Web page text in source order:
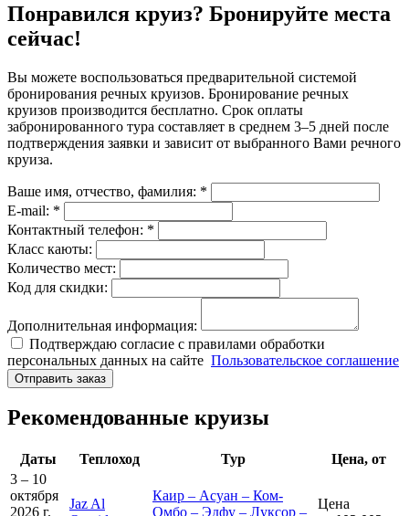
Понравился круиз? Бронируйте места
сейчас!
Вы можете воспользоваться предварительной системой
бронирования речных круизов. Бронирование речных
круизов производится бесплатно. Срок оплаты
забронированного тура составляет в среднем 3–5 дней после
подтверждения заявки и зависит от выбранного Вами речного
круиза.
Ваше имя, отчество, фамилия: *
E-mail: *
Контактный телефон: *
Класс каюты:
Количество мест:
Код для скидки:
Дополнительная информация:
Подтверждаю согласие с правилами обработки
персональных данных на сайте Пользовательское соглашение
Отправить заказ
Рекомендованные круизы
Даты Теплоход Тур
Цена, от
3 – 10
октября
2026 г.
Jaz Al
Каир – Асуан – Ком-
Омбо – Эдфу – Луксор –
Цена